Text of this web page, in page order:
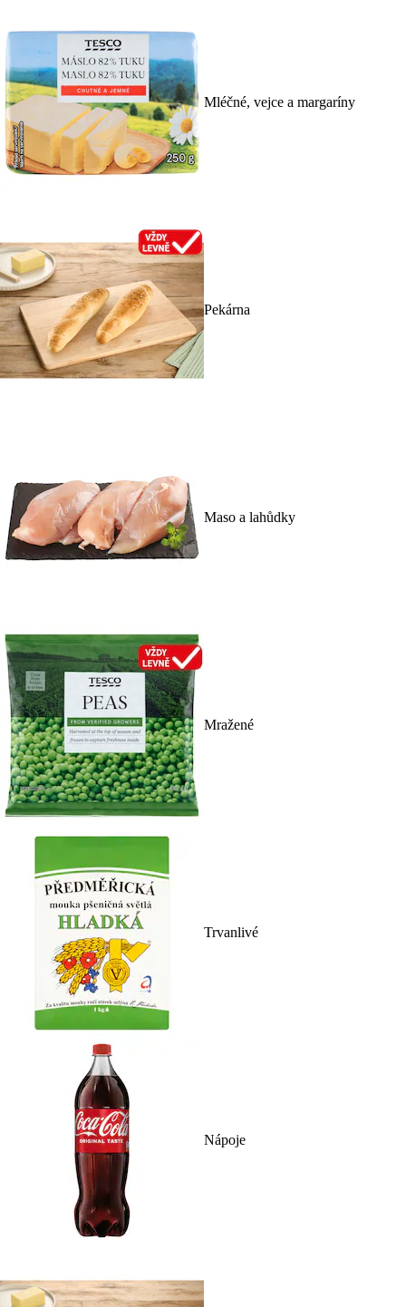
Mléčné, vejce a margaríny
Pekárna
Maso a lahůdky
Mražené
Trvanlivé
Nápoje